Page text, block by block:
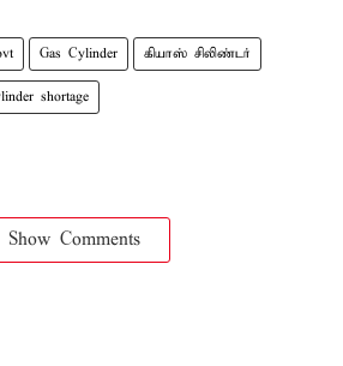
Gas Cylinder கியாஸ் சிலிண்டர்
shortage
Show Comments